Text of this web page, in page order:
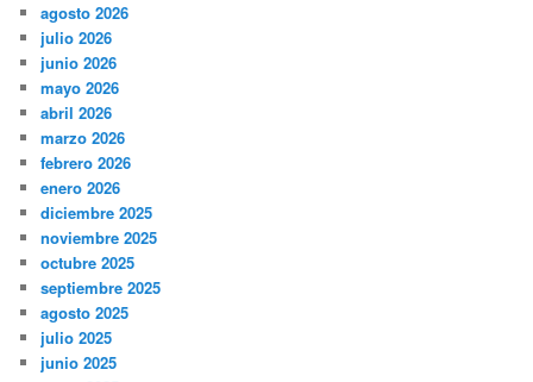
agosto 2026
julio 2026
junio 2026
mayo 2026
abril 2026
marzo 2026
febrero 2026
enero 2026
diciembre 2025
noviembre 2025
octubre 2025
septiembre 2025
agosto 2025
julio 2025
junio 2025